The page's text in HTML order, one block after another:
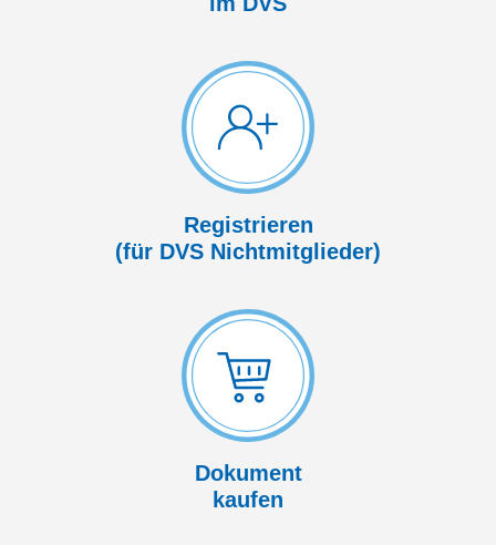
Registrieren
(für DVS Nicht­mitglieder)
Dokument
kaufen